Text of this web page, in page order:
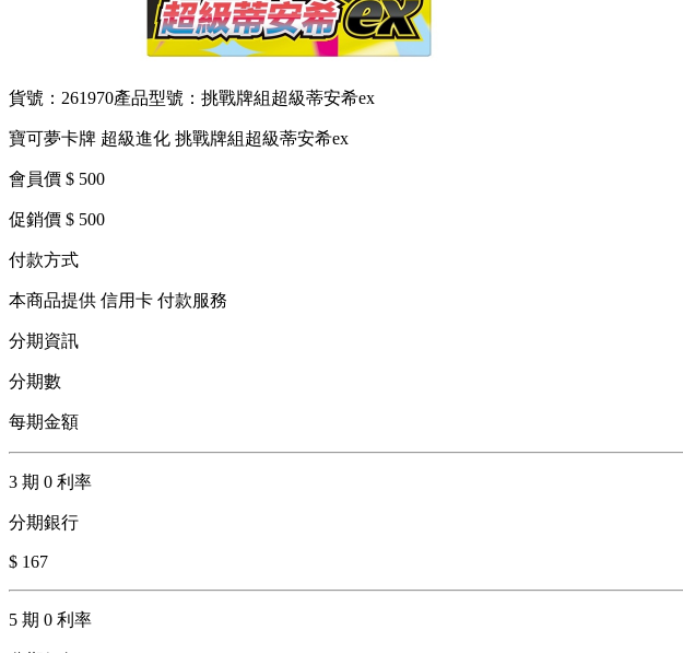
貨號：261970產品型號：挑戰牌組超級蒂安希ex
寶可夢卡牌 超級進化 挑戰牌組超級蒂安希ex
會員價 $ 500
促銷價 $ 500
付款方式
本商品提供 信用卡 付款服務
分期資訊
分期數
每期金額
3 期 0 利率
分期銀行
$ 167
5 期 0 利率